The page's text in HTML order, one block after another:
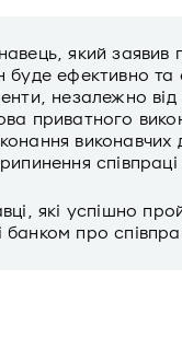
який заявив
ефективно та
незалежно від
приватного
які успішно
банком про